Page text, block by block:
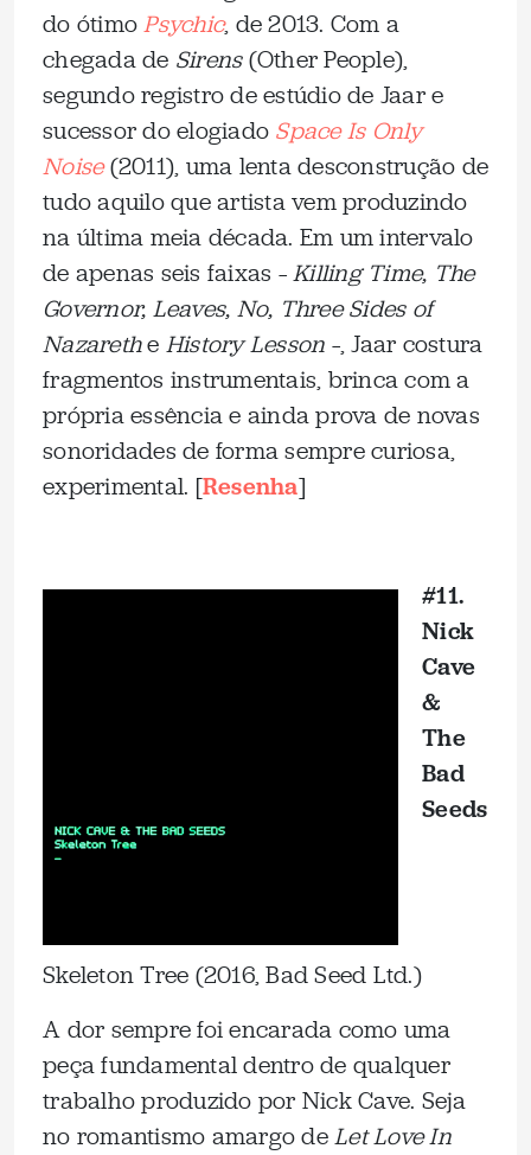
do ótimoPsychic, de 2013. Com a
chegada de Sirens(Other People),
segundo registro de estúdio de Jaar e
sucessor do elogiado Space Is Only
Noise(2011), uma lenta desconstrução de
tudo aquilo que artista vem produzindo
na última meia década. Em um intervalo
de apenas seis faixas –Killing Time, The
Governor, Leaves, No, Three Sides of
Nazarethe History Lesson –, Jaar costura
fragmentos instrumentais, brinca com a
própria essência e ainda prova de novas
sonoridades de forma sempre curiosa,
experimental. [Resenha]
#11.
Nick
Cave
&
The
Bad
Seeds
Skeleton Tree (2016, Bad Seed Ltd.)
A dor sempre foi encarada como uma
peça fundamental dentro de qualquer
trabalho produzido por Nick Cave. Seja
no romantismo amargo deLet Love In